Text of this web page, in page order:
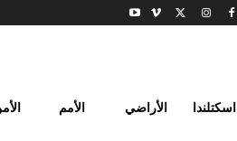
اسكتلندا الأراضي الأمم